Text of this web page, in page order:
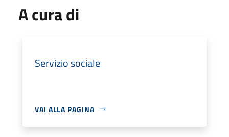
A cura di
Servizio sociale
VAI ALLA PAGINA